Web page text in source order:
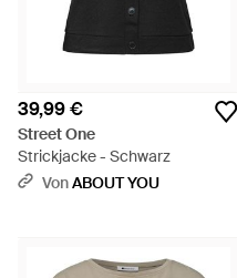
39,99 €
Street One
Strickjacke - Schwarz
VonABOUT YOU